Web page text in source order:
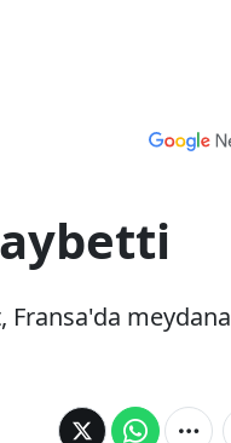
Fransa'da meydana